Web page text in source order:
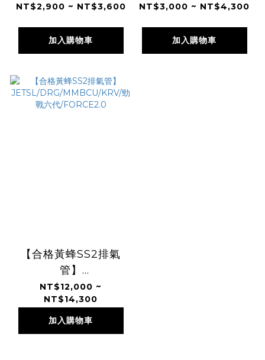
NT$2,900 ~ NT$3,600
加入購物車
NT$3,000 ~ NT$4,300
加入購物車
【合格黃蜂SS2排氣
管】
JETSL/DRG/MMBCU/KRV/
勁戰六代/FORCE2.0
NT$12,000 ~
NT$14,300
加入購物車